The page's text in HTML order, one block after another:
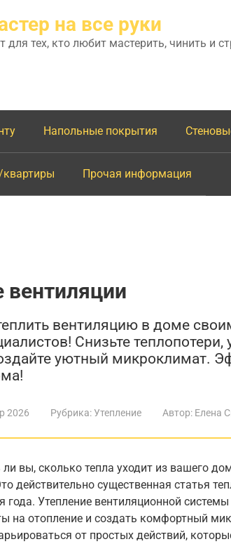
на все руки
для тех, кто любит мастерить, чинить и
Напольные покрытия
Прочая информация
вентиляции
вентиляцию в доме
Снизьте теплопотери,
уютный микроклимат.
2026 Рубрика:Утепление Автор: Елена
вы, сколько тепла уходит из вашего
действительно существенная статья
года. Утепление вентиляционной
на отопление и создать комфортный
от простых действий,